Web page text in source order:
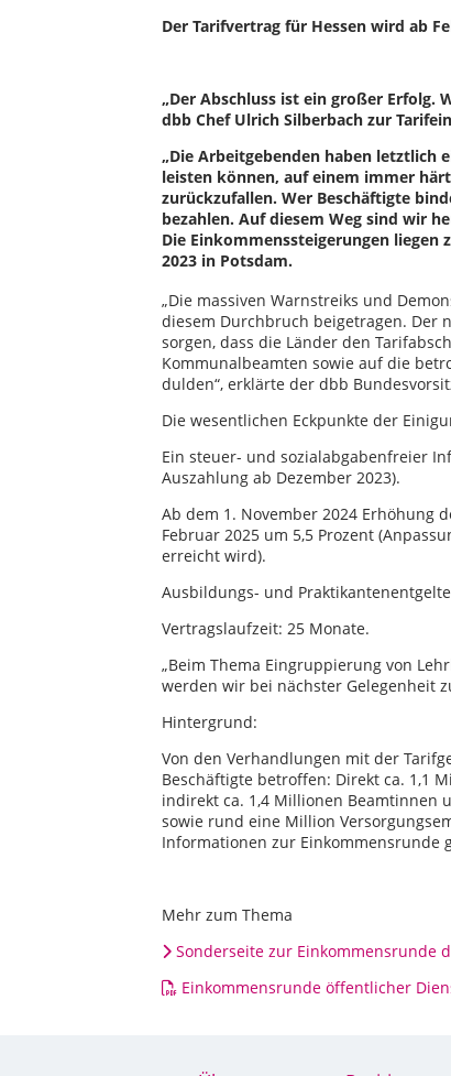
Der Tarifvertrag für Hessen wird ab
„Der Abschluss ist ein großer Erfolg.
dbb Chef Ulrich Silberbach zur
„Die Arbeitgebenden haben letztlich
leisten können, auf einem immer
zurückzufallen. Wer Beschäftigte
bezahlen. Auf diesem Weg sind wir
Die Einkommenssteigerungen liegen
2023 in Potsdam.
„Die massiven Warnstreiks und
diesem Durchbruch beigetragen. Der
sorgen, dass die Länder den
Kommunalbeamten sowie auf die
dulden“, erklärte der dbb
Die wesentlichen Eckpunkte der
Ein steuer- und sozialabgabenfreier
Auszahlung ab Dezember 2023).
Ab dem 1. November 2024 Erhöhung
Februar 2025 um 5,5 Prozent
erreicht wird).
Ausbildungs- und
Vertragslaufzeit: 25 Monate.
„Beim Thema Eingruppierung von
werden wir bei nächster Gelegenheit
Hintergrund:
Von den Verhandlungen mit der
Beschäftigte betroffen: Direkt ca. 1,1
indirekt ca. 1,4 Millionen Beamtinnen
sowie rund eine Million
Informationen zur Einkommensrunde
Mehr zum Thema
Sonderseite zur Einkommensrunde
Einkommensrunde öffentlicher